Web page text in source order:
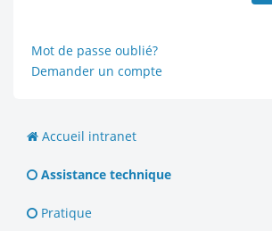
Mot de passe oublié?
Demander un compte
Accueil intranet
Assistance technique
Pratique